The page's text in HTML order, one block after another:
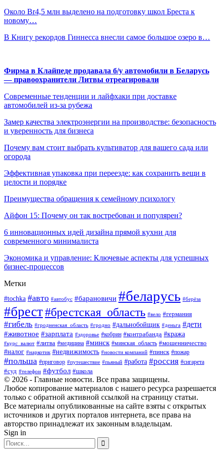
Около Br4,5 млн выделено на подготовку школ Бреста к
новому…
В Книгу рекордов Гиннесса внесли самое большое озеро в…
Фирма в Клайпеде продавала б/у автомобили в Беларусь
— правоохранители Литвы отреагировали
Современные тенденции и лайфхаки при доставке
автомобилей из-за рубежа
Замер качества электроэнергии на производстве: безопасность
и уверенность для бизнеса
Почему вам стоит выбрать культиватор для вашего сада или
огорода
Эффективная упаковка при переезде: как сохранить вещи в
целости и порядке
Преимущества обращения к семейному психологу
Айфон 15: Почему он так востребован и популярен?
6 инновационных идей дизайна прямой кухни для
современного минималиста
Экономика и управление: Ключевые аспекты для успешных
бизнес-процессов
Метки
#tochka #авто #автобус #барановичи #беларусь #берёза
#брест#брестская_область #вело #германия
#гибель #гродненская_область #гродно #дальнобойщик #деньга #дети
#животное #зарплата #здоровье #кобрин #контрабанда #кража
#курс_валют #литва #медицина #минск #минская_область #мошенничество
#налог #наркотик #недвижимость #новости компаний #пинск #пожар
#польша #приговор #путешествие #пьяный #работа #россия #сигарета
#суд #телефон #футбол #школа
© 2026 - Главные новости. Все права защищены.
Любое копирование материалов с нашего ресурса разрешается
только с обратной активной ссылкой на страницу статьи.
Все материалы опубликованные на сайте взяты с открытых
источников и других порталов интернета, все права на
авторство принадлежат их законным владельцам.
Sign in